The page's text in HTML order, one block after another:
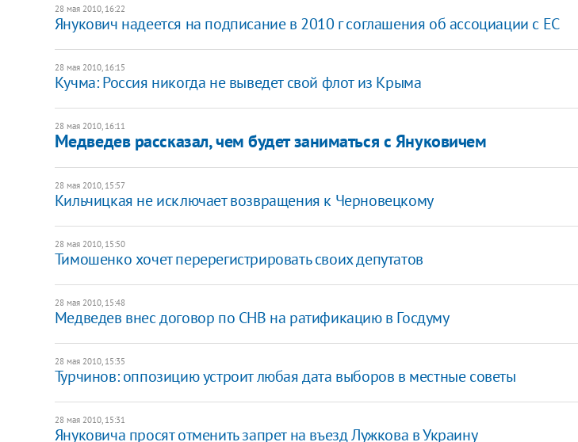
28 мая 2010, 16:22
Янукович надеется на подписание в 2010 г соглашения об ассоциации с ЕС
28 мая 2010, 16:15
Кучма: Россия никогда не выведет свой флот из Крыма
28 мая 2010, 16:11
Медведев рассказал, чем будет заниматься с Януковичем
28 мая 2010, 15:57
Кильчицкая не исключает возвращения к Черновецкому
28 мая 2010, 15:50
Тимошенко хочет перерегистрировать своих депутатов
28 мая 2010, 15:48
Медведев внес договор по СНВ на ратификацию в Госдуму
28 мая 2010, 15:35
Турчинов: оппозицию устроит любая дата выборов в местные советы
28 мая 2010, 15:31
Януковича просят отменить запрет на въезд Лужкова в Украину